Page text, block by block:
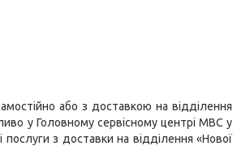
або з доставкою на відділення
у Головному сервісному центрі МВС у
послуги з доставки на відділення «Нової